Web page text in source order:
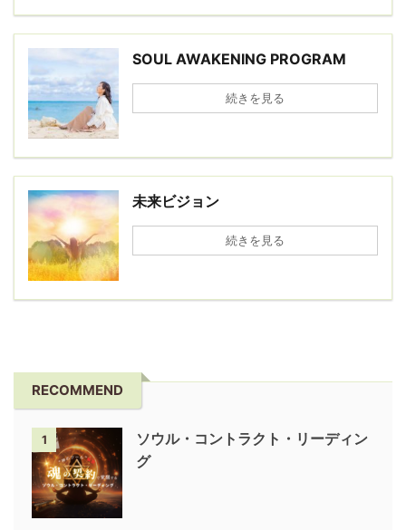
SOUL AWAKENING PROGRAM
続きを見る
未来ビジョン
続きを見る
RECOMMEND
1
ソウル・コントラクト・リーディン
グ